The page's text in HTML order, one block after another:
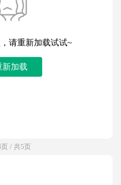
请重新加载试试~
新加载
/ 共5页